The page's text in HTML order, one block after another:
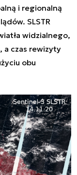
i regionalną
SLSTR
widzialnego,
a czas rewizyty
obu